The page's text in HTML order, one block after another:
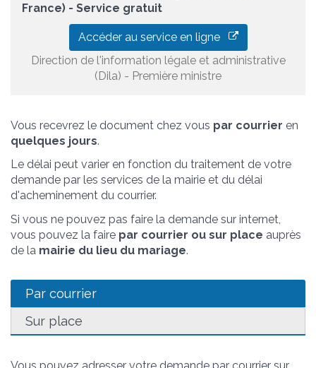
France) - Service gratuit
Accéder au service en ligne
Direction de l'information légale et administrative
(Dila) - Première ministre
Vous recevrez le document chez vous par courrier en
quelques jours.
Le délai peut varier en fonction du traitement de votre
demande par les services de la mairie et du délai
d'acheminement du courrier.
Si vous ne pouvez pas faire la demande sur internet,
vous pouvez la faire par courrier ou sur place auprès
de la mairie du lieu du mariage.
Par courrier
Sur place
Vous pouvez adresser votre demande par courrier sur